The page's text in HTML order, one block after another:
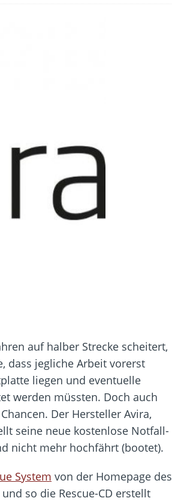
auf halber Strecke scheitert,
dass jegliche Arbeit vorerst
liegen und eventuelle
werden müssten. Doch auch
Der Hersteller Avira,
seine neue kostenlose Notfall-
nicht mehr hochfährt (bootet).
System von der Homepage des
so die Rescue-CD erstellt